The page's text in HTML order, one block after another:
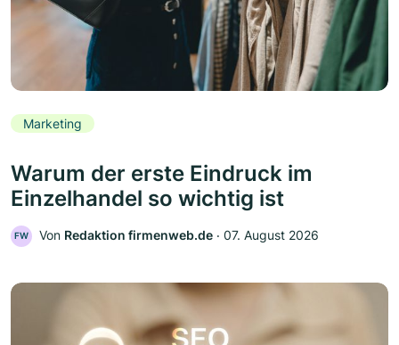
Marketing
Warum der erste Eindruck im
Einzelhandel so wichtig ist
FW Von Redaktion firmenweb.de ‧ 07. August 2026